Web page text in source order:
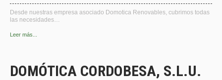
Desde nuestras empresa asociado Domotica Renovables, cubrimos todas
las necesidades…
Leer más...
DOMÓTICA CORDOBESA, S.L.U.